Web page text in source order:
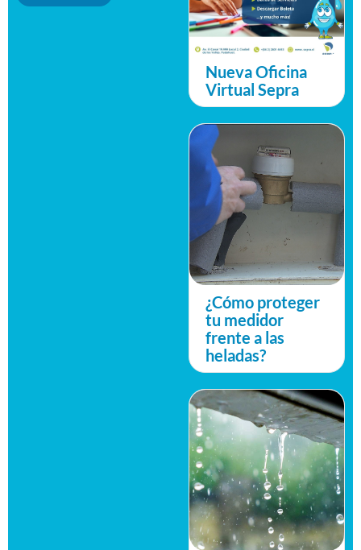
Nueva Oficina
Virtual Sepra
¿Cómo proteger
tu medidor
frente a las
heladas?